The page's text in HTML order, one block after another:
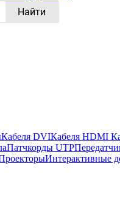
Найти
Кабеля DVIКабеля HDMI
Патчкорды UTP
Интерактивные